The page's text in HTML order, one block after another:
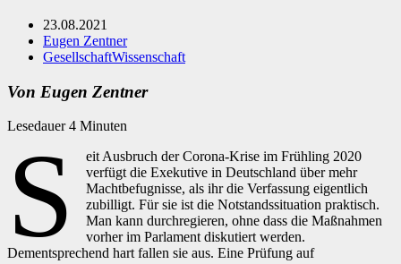
23.08.2021
Eugen Zentner
GesellschaftWissenschaft
Von Eugen Zentner
Lesedauer 4 Minuten
S
eit Ausbruch der Corona-Krise im Frühling 2020
verfügt die Exekutive in Deutschland über mehr
Machtbefugnisse, als ihr die Verfassung eigentlich
zubilligt. Für sie ist die Notstandssituation praktisch.
Man kann durchregieren, ohne dass die Maßnahmen
vorher im Parlament diskutiert werden.
Dementsprechend hart fallen sie aus. Eine Prüfung auf